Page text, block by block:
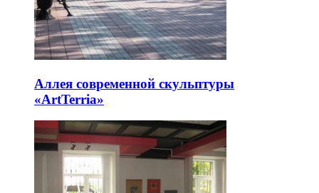
Аллея современной скульптуры
«ArtTerria»